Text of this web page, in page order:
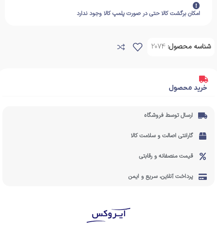
امکان برگشت کالا حتی در صورت پلمپ کالا وجود ندارد
شناسه محصول: 2074
خرید محصول
ارسال توسط فروشگاه
گارانتی اصالت و سلامت کالا
قیمت منصفانه و رقابتی
پرداخت آنلاین، سریع و ایمن